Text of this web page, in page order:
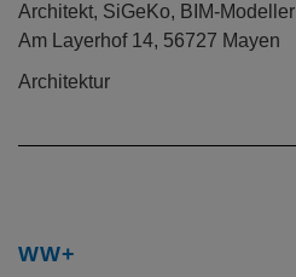
Architekt, SiGeKo, BIM-Modeller
Am Layerhof 14, 56727 Mayen
Architektur
WW+